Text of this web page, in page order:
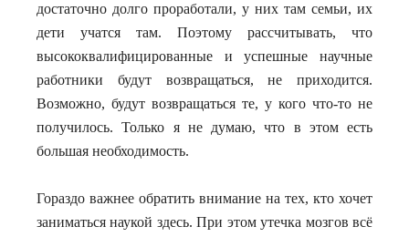
достаточно долго проработали, у них там семьи, их
дети учатся там. Поэтому рассчитывать, что
высококвалифицированные и успешные научные
работники будут возвращаться, не приходится.
Возможно, будут возвращаться те, у кого что-то не
получилось. Только я не думаю, что в этом есть
большая необходимость.
Гораздо важнее обратить внимание на тех, кто хочет
заниматься наукой здесь. При этом утечка мозгов всё